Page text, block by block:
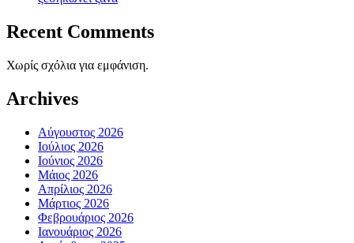
Recent Comments
Χωρίς σχόλια για εμφάνιση.
Archives
Αύγουστος 2026
Ιούλιος 2026
Ιούνιος 2026
Μάιος 2026
Απρίλιος 2026
Μάρτιος 2026
Φεβρουάριος 2026
Ιανουάριος 2026